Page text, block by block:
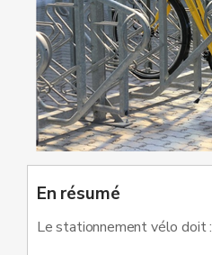
En résumé
Le stationnement vélo doit :